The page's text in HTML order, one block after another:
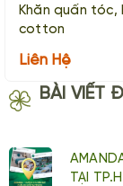
Khăn quấn tóc,
cotton
Liên Hệ
BÀI VIẾT
TẠI